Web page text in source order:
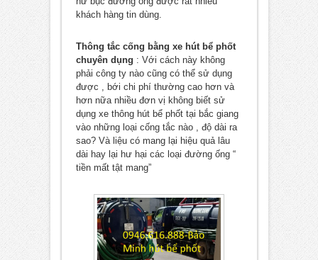
khách hàng tin dùng.
Thông tắc cống bằng xe hút bể phốt
chuyên dụng : Với cách này không
phải công ty nào cũng có thể sử dụng
được , bới chi phí thường cao hơn và
hơn nữa nhiều đơn vị không biết sử
dụng xe thông hút bể phốt tại bắc giang
vào những loại cống tắc nào , độ dài ra
sao? Và liệu có mang lại hiệu quả lâu
dài hay lại hư hại các loại đường ống “
tiền mất tật mang”